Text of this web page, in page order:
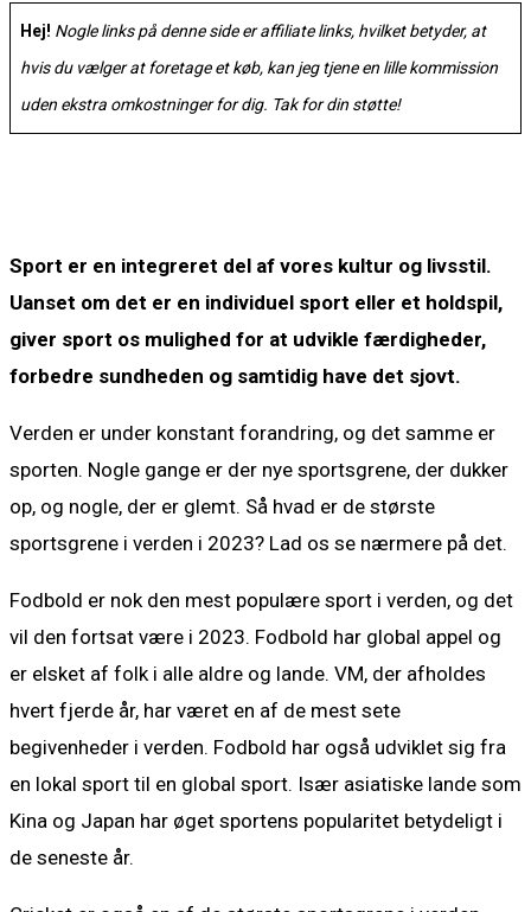
Hej! Nogle links på denne side er affiliate links, hvilket betyder, at
hvis du vælger at foretage et køb, kan jeg tjene en lille kommission
uden ekstra omkostninger for dig. Tak for din støtte!
Sport er en integreret del af vores kultur og livsstil.
Uanset om det er en individuel sport eller et holdspil,
giver sport os mulighed for at udvikle færdigheder,
forbedre sundheden og samtidig have det sjovt.
Verden er under konstant forandring, og det samme er
sporten. Nogle gange er der nye sportsgrene, der dukker
op, og nogle, der er glemt. Så hvad er de største
sportsgrene i verden i 2023? Lad os se nærmere på det.
Fodbold er nok den mest populære sport i verden, og det
vil den fortsat være i 2023. Fodbold har global appel og
er elsket af folk i alle aldre og lande. VM, der afholdes
hvert fjerde år, har været en af de mest sete
begivenheder i verden. Fodbold har også udviklet sig fra
en lokal sport til en global sport. Især asiatiske lande som
Kina og Japan har øget sportens popularitet betydeligt i
de seneste år.